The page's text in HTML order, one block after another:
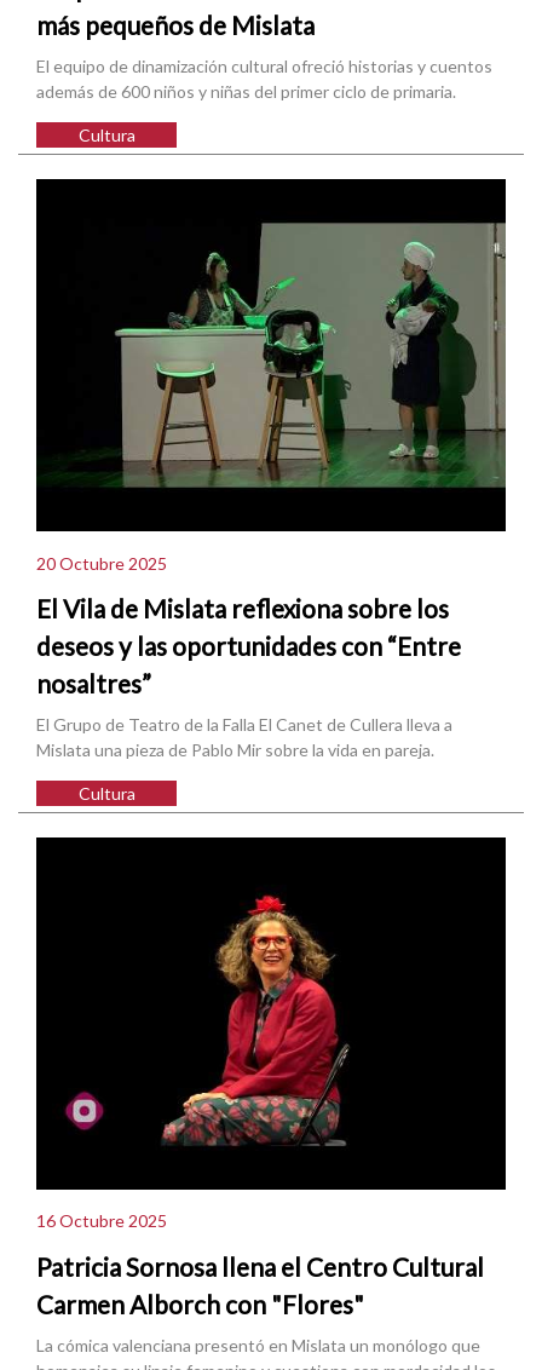
más pequeños de Mislata
El equipo de dinamización cultural ofreció historias y cuentos
además de 600 niños y niñas del primer ciclo de primaria.
Cultura
20 Octubre 2025
El Vila de Mislata reflexiona sobre los
deseos y las oportunidades con “Entre
nosaltres”
El Grupo de Teatro de la Falla El Canet de Cullera lleva a
Mislata una pieza de Pablo Mir sobre la vida en pareja.
Cultura
16 Octubre 2025
Patricia Sornosa llena el Centro Cultural
Carmen Alborch con "Flores"
La cómica valenciana presentó en Mislata un monólogo que